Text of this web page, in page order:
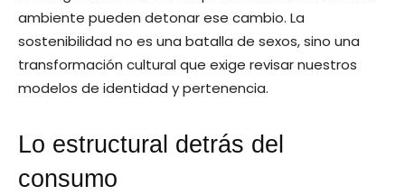
ambiente pueden detonar ese cambio. La
sostenibilidad no es una batalla de sexos, sino una
transformación cultural que exige revisar nuestros
modelos de identidad y pertenencia.
Lo estructural detrás del
consumo